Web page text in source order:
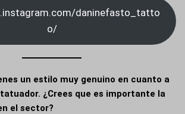
daninefasto_tatto
o/
un estilo muy genuino en cuanto a
¿Crees que es importante la
el sector?